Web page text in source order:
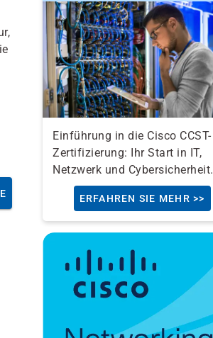
Einführung in die Cisco CCST-
Zertifizierung: Ihr Start in IT,
Netzwerk und Cybersicherheit.
ERFAHREN SIE MEHR >>